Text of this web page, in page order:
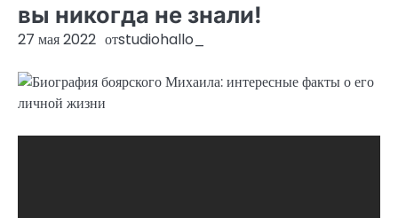
вы никогда не знали!
27 мая 2022 отstudiohallo_